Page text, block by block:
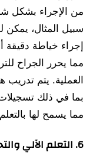
من الإجراء بشكل
سبيل المثال، يمكن
إجراء خياطة دقيقة
مما يحرر الجراح
العملية. يتم
بما في ذلك
مما يسمح لها
6. التعلم الآلي والتحسين المستمر